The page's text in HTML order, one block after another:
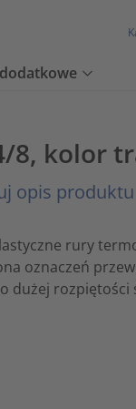
dodatkowe
8, kolor
opis produktu
rury
oznaczeń
dużej